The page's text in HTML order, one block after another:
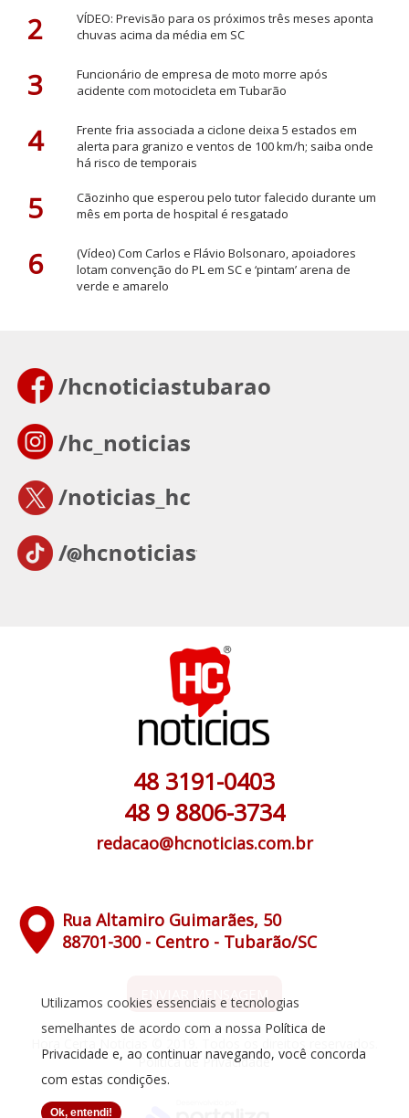
2
VÍDEO: Previsão para os próximos três meses aponta
chuvas acima da média em SC
3
Funcionário de empresa de moto morre após
acidente com motocicleta em Tubarão
4
Frente fria associada a ciclone deixa 5 estados em
alerta para granizo e ventos de 100 km/h; saiba onde
há risco de temporais
5
Cãozinho que esperou pelo tutor falecido durante um
mês em porta de hospital é resgatado
6
(Vídeo) Com Carlos e Flávio Bolsonaro, apoiadores
lotam convenção do PL em SC e ‘pintam’ arena de
verde e amarelo
48 3191-0403
48 9 8806-3734
redacao@hcnoticias.com.br
Rua Altamiro Guimarães, 50
88701-300 - Centro - Tubarão/SC
ENVIAR MENSAGEM
Política de Privacidade
Utilizamos cookies essenciais e tecnologias
semelhantes de acordo com a nossa Política de
Privacidade e, ao continuar navegando, você concorda
com estas condições.
Ok, entendi!